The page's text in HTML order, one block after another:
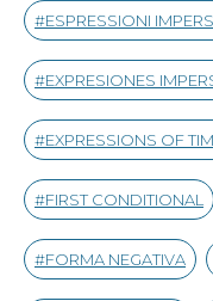
ESPRESSIONI
EXPRESIONES
EXPRESSIONS OF
FIRST CONDITIONAL
FORMA NEGATIVA